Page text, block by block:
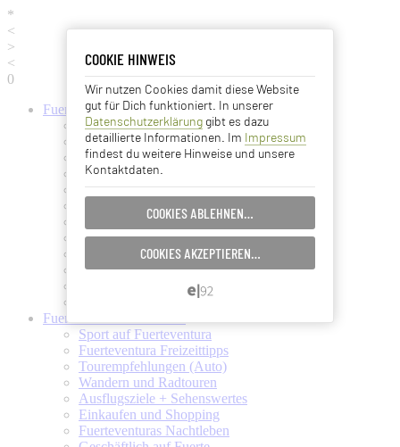
COOKIE HINWEIS
Wir nutzen Cookies damit diese Website
gut für Dich funktioniert. In unserer
Datenschutzerklärung gibt es dazu
detaillierte Informationen. Im Impressum
findest du weitere Hinweise und unsere
Kontaktdaten.
COOKIES ABLEHNEN…
COOKIES AKZEPTIEREN…
Essentielle Cookies
Analyse Cookies
EINSTELLUNGEN SPEICHERN…
ABBRECHEN…
*
<
>
<
0
FuerteventuraInformationen
Fuerteventura (Startseite)
Fuerteventura Wetter + Klima
Ortschaften auf Fuerteventura
Strände auf Fuerteventura
Pflanzen und Tiere auf Fuerte
Fuertes Kunst und Kultur
Verkehrsmittel (Taxi, Bus, Fähre)
Flughafen Fuerteventura
Ämter und Services auf Fuerte
Essen und Trinken auf Fuerte
Ärzte auf Fuerteventura
Fuerteventura
Sport auf Fuerteventura
Fuerteventura Freizeittipps
Tourempfehlungen (Auto)
Wandern und Radtouren
Ausflugsziele + Sehenswertes
Einkaufen und Shopping
Fuerteventuras Nachtleben